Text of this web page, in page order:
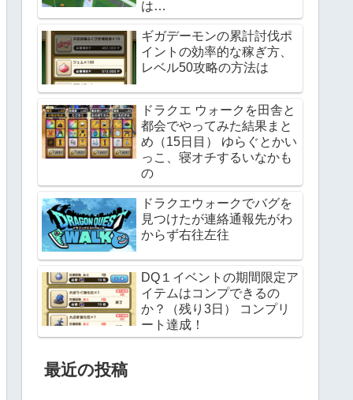
は…
ギガデーモンの累計討伐ポ
イントの効率的な稼ぎ方、
レベル50攻略の方法は
ドラクエ ウォークを田舎と
都会でやってみた結果まと
め（15日目） ゆらぐとかい
っこ、寝オチするいなかも
の
ドラクエウォークでバグを
見つけたが連絡通報先がわ
からず右往左往
DQ１イベントの期間限定ア
イテムはコンプできるの
か？（残り3日） コンプリ
ート達成！
最近の投稿